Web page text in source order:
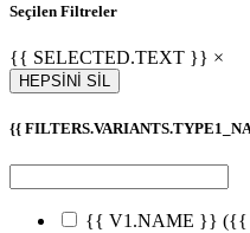
Seçilen Filtreler
{{ SELECTED.TEXT }} ×
HEPSİNİ SİL
{{
{{ V1.NAME }} ({{